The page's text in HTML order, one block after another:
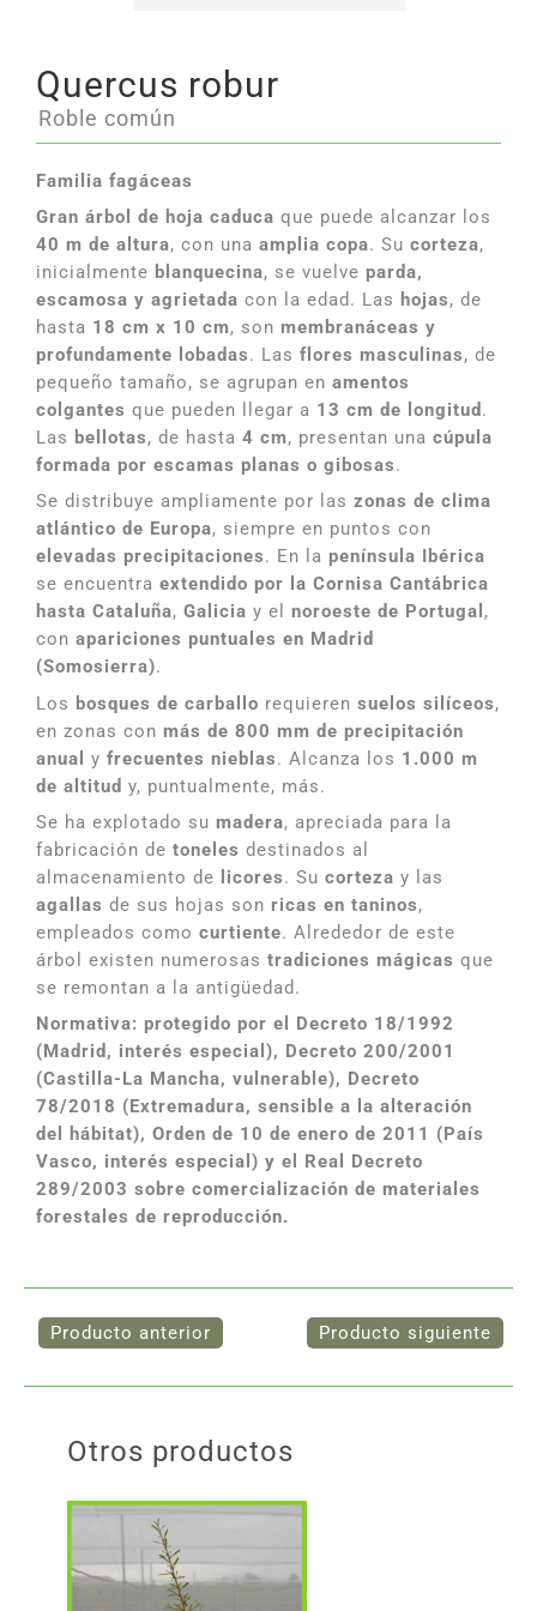
Quercus robur
Roble común
Familia fagáceas
Gran árbol de hoja caduca que puede alcanzar los
40 m de altura, con una amplia copa. Su corteza,
inicialmente blanquecina, se vuelve parda,
escamosa y agrietada con la edad. Las hojas, de
hasta 18 cm x 10 cm, son membranáceas y
profundamente lobadas. Las flores masculinas, de
pequeño tamaño, se agrupan en amentos
colgantes que pueden llegar a 13 cm de longitud .
Las bellotas, de hasta 4 cm, presentan una cúpula
formada por escamas planas o gibosas.
Se distribuye ampliamente por las zonas de clima
atlántico de Europa, siempre en puntos con
elevadas precipitaciones. En la península Ibérica
se encuentra extendido por la Cornisa Cantábrica
hasta Cataluña, Galicia y el noroeste de Portugal ,
con apariciones puntuales en Madrid
(Somosierra).
Los bosques de carballo requieren suelos silíceos,
en zonas con más de 800 mm de precipitación
anual
y frecuentes nieblas. Alcanza los 1.000 m
de altitud y, puntualmente, más.
Se ha explotado su madera, apreciada para la
fabricación de toneles destinados al
almacenamiento de
licores. Su corteza y las
agallas de sus hojas son ricas en taninos,
empleados como curtiente. Alrededor de este
árbol existen numerosas tradiciones mágicas que
se remontan a la antigüedad.
Normativa: protegido por el Decreto 18/1992
(Madrid, interés especial), Decreto 200/2001
(Castilla-La Mancha, vulnerable), Decreto
78/2018 (Extremadura, sensible a la alteración
del hábitat), Orden de 10 de enero de 2011 (País
Vasco, interés especial) y el Real Decreto
289/2003 sobre comercialización de materiales
forestales de reproducción.
Otros productos